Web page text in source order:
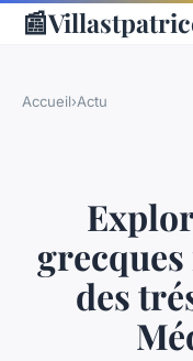
📰
Accueil›Actu
des